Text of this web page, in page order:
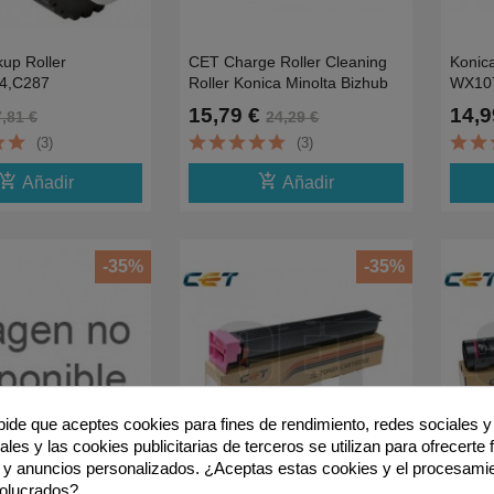
Roller
€
(3)
Añadir
CET Charge Roller Cleaning
Roller Konica Minolta Bizhub
15,79 € 24,29 €
(3)
add_shopping_cart Añadir
-35% -35%
que aceptes cookies para fines de rendimiento, redes sociales
y las cookies publicitarias de terceros se utilizan para ofrecerte
anuncios personalizados. ¿Aceptas estas cookies y el